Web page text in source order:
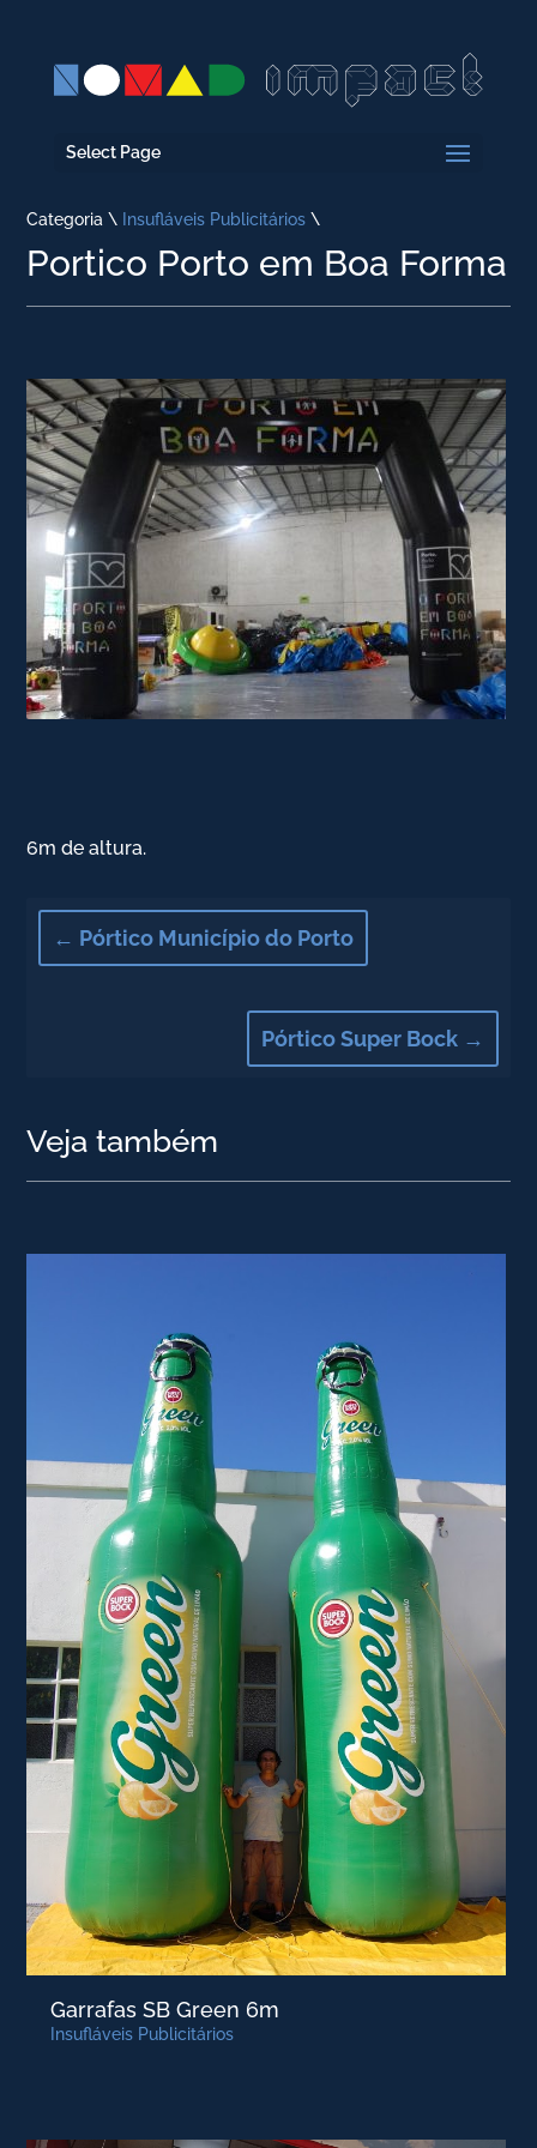
Select Page
Categoria \ Insufláveis Publicitários \
Portico Porto em Boa Forma
6m de altura.
← Pórtico Município do Porto
Pórtico Super Bock→
Veja também
Garrafas SB Green 6m
Insufláveis Publicitários